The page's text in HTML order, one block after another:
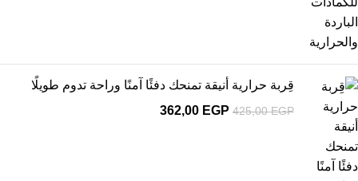
قِربة حرارية أنيقة تمنحك دفئًا آمنًا وراحة تدوم طويلًا
425,00EGP
362,00 EGP